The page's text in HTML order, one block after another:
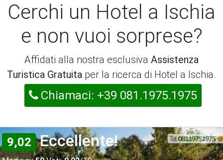
Cerchi un Hotel a Ischia
e non vuoi sorprese?
Affidati alla nostra esclusiva Assistenza
Turistica Gratuita per la ricerca di Hotel a Ischia.
Chiamaci: +39 081.1975.1975
9,02 Eccellente!